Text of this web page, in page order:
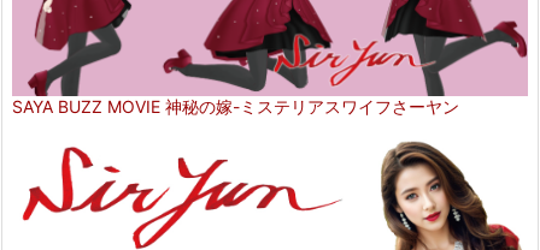
SAYA BUZZ MOVIE 神秘の嫁-ミステリアスワイフさーヤン